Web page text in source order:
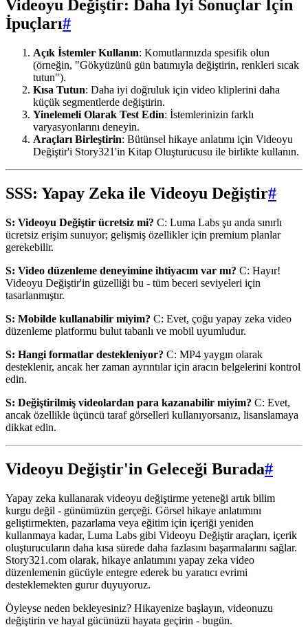
Videoyu Değiştir: Daha İyi Sonuçlar İçin
İpuçları#
Açık İstemler Kullanın: Komutlarınızda spesifik olun
(örneğin, "Gökyüzünü gün batımıyla değiştirin, renkleri sıcak
tutun").
Kısa Tutun: Daha iyi doğruluk için video kliplerini daha
küçük segmentlerde değiştirin.
Yinelemeli Olarak Test Edin: İstemlerinizin farklı
varyasyonlarını deneyin.
Araçları Birleştirin: Bütünsel hikaye anlatımı için Videoyu
Değiştir'i Story321'in Kitap Oluşturucusu ile birlikte kullanın.
SSS: Yapay Zeka ile Videoyu Değiştir#
S: Videoyu Değiştir ücretsiz mi? C: Luma Labs şu anda sınırlı
ücretsiz erişim sunuyor; gelişmiş özellikler için premium planlar
gerekebilir.
S: Video düzenleme deneyimine ihtiyacım var mı? C: Hayır!
Videoyu Değiştir'in güzelliği bu - tüm beceri seviyeleri için
tasarlanmıştır.
S: Mobilde kullanabilir miyim? C: Evet, çoğu yapay zeka video
düzenleme platformu bulut tabanlı ve mobil uyumludur.
S: Hangi formatlar destekleniyor? C: MP4 yaygın olarak
desteklenir, ancak her zaman ayrıntılar için aracın belgelerini kontrol
edin.
S: Değiştirilmiş videolardan para kazanabilir miyim? C: Evet,
ancak özellikle üçüncü taraf görselleri kullanıyorsanız, lisanslamaya
dikkat edin.
Videoyu Değiştir'in Geleceği Burada#
Yapay zeka kullanarak videoyu değiştirme yeteneği artık bilim
kurgu değil - günümüzün gerçeği. Görsel hikaye anlatımını
geliştirmekten, pazarlama veya eğitim için içeriği yeniden
kullanmaya kadar, Luma Labs gibi Videoyu Değiştir araçları, içerik
oluşturucuların daha kısa sürede daha fazlasını başarmalarını sağlar.
Story321.com olarak, hikaye anlatımını yapay zeka video
düzenlemenin gücüyle entegre ederek bu yaratıcı evrimi
desteklemekten gurur duyuyoruz.
Öyleyse neden bekleyesiniz? Hikayenize başlayın, videonuzu
değiştirin ve hayal gücünüzü hayata geçirin - bugün.